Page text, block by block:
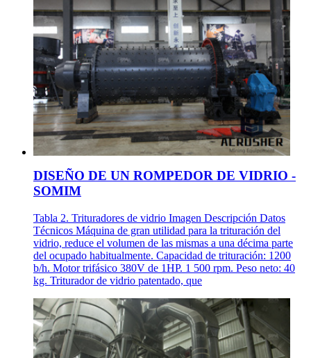
DISEÑO DE UN ROMPEDOR DE VIDRIO -
SOMIM
Tabla 2. Trituradores de vidrio Imagen Descripción Datos
Técnicos Máquina de gran utilidad para la trituración del
vidrio, reduce el volumen de las mismas a una décima parte
del ocupado habitualmente. Capacidad de trituración: 1200
b/h. Motor trifásico 380V de 1HP. 1 500 rpm. Peso neto: 40
kg. Triturador de vidrio patentado, que